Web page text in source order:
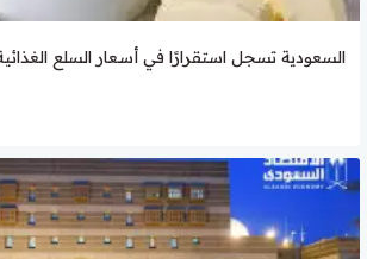
السعودية تسجل استقرارًا في أسعار السلع الغذائية